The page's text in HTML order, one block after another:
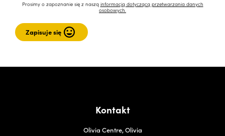
Prosimy o zapoznanie się z naszą informacją dotyczącą przetwarzania danych
osobowych.
Kontakt
Olivia Centre, Olivia